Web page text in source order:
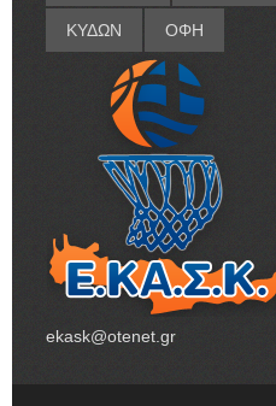
ΚΥΔΩΝ ΟΦΗ
ekask@otenet.gr